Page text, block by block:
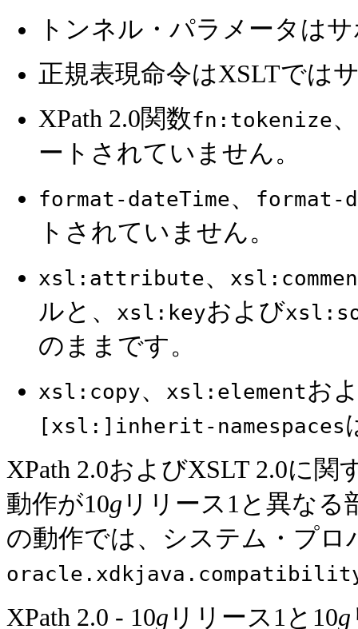
トンネル・パラメータは
正規表現命令はXSLTでは
XPath 2.0関数fn:tokenize、
ートされていません。
format-dateTime、 format-
トされていません。
xsl:attribute、
ルと、 xsl:keyおよび
のままです。
xsl:copy、 xsl:elementお
[xsl:]inherit-namespaces
XPath 2.0およびXSLT 2.0に
動作が10g リリース1と異なる
の動作では、システム・プロ
XPath 2.0 - 10g リリース1と10g